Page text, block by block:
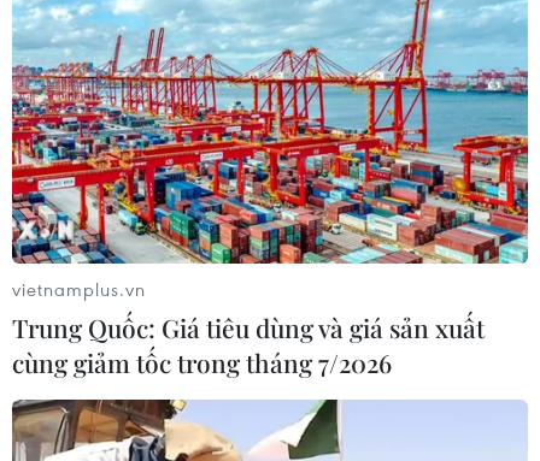
vietnamplus.vn
Trung Quốc: Giá tiêu dùng và giá sản xuất
cùng giảm tốc trong tháng 7/2026